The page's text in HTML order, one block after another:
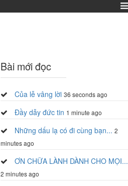
Bài mới đọc
Của lễ vâng lời 36 seconds ago
Đầy dẫy đức tin 1 minute ago
Những dấu lạ có đi cùng bạn... 2
minutes ago
ƠN CHỮA LÀNH DÀNH CHO MỌI...
2 minutes ago